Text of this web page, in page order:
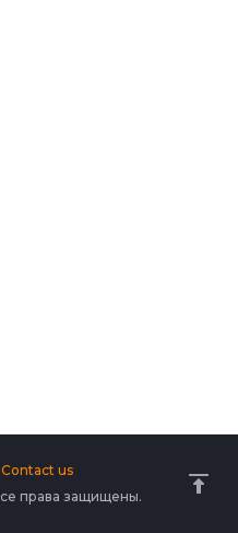
права защищены.
Contact us